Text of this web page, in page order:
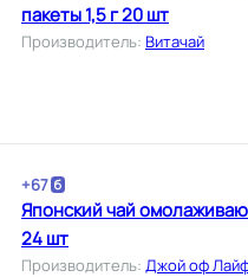
пакеты 1,5 г 20 шт
Производитель: Витачай
+67
Японский чай
24 шт
Производитель: Джой оф